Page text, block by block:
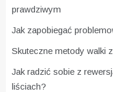
prawdziwym
Jak zapobiegać
Skuteczne metody walki
Jak radzić sobie z
liściach?